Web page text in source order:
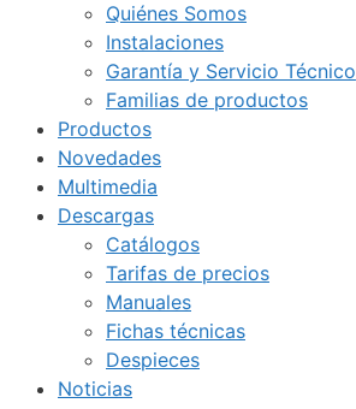
Quiénes Somos
Instalaciones
Garantía y Servicio Técnico
Familias de productos
Productos
Novedades
Multimedia
Descargas
Catálogos
Tarifas de precios
Manuales
Fichas técnicas
Despieces
Noticias